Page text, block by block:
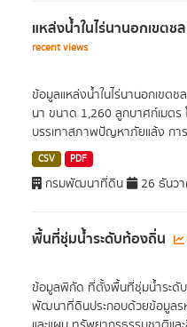
แหล่งน้ำในไร่นานอกเขตช
recent views
ข้อมูลแหล่งน้ำในไร่นานอกเขตช
นา ขนาด 1,260 ลูกบาศก์เมตร
บรรเทาสภาพปัญหาภัยแล้ง กา
CSV PDF
กรมพัฒนาที่ดิน 26 ธันว
พื้นที่ชุ่มน้ำระดับท้องถิ่น
ข้อมูลพิกัด ที่ตั้งพื้นที่ชุ่มน้ำระดั
พัฒนาที่ดินประกอบด้วยข้อมูลร